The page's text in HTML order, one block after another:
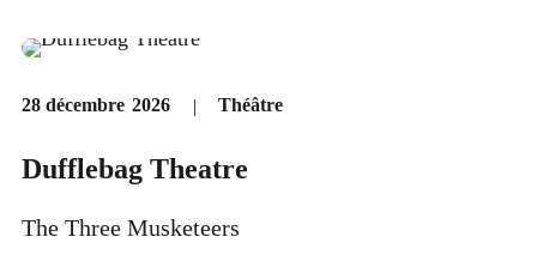
28 décembre 2026 Théâtre
Dufflebag Theatre
The Three Musketeers